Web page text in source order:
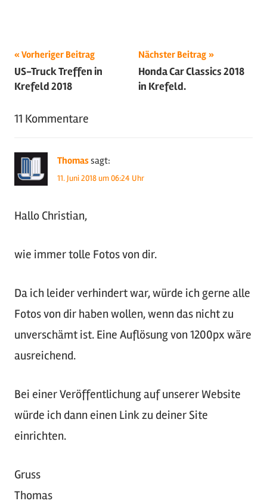
Schlagwörter:
2018,
Oldtimer
Beitragsnavigation
Vorheriger Beitrag
US-Truck Treffen in
Krefeld 2018
Nächster Beitrag
Honda Car Classics 2018
in Krefeld.
11 Kommentare
Thomassagt:
11. Juni 2018 um 06:24 Uhr
Hallo Christian,
wie immer tolle Fotos von dir.
Da ich leider verhindert war, würde ich gerne alle
Fotos von dir haben wollen, wenn das nicht zu
unverschämt ist. Eine Auflösung von 1200px wäre
ausreichend.
Bei einer Veröffentlichung auf unserer Website
würde ich dann einen Link zu deiner Site
einrichten.
Gruss
Thomas